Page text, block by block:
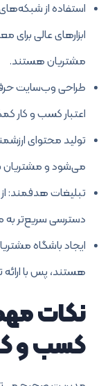
استفاده از
ابزارهای عالی برای
مشتریان هستند.
طراحی وب‌سایت
اعتبار کسب و کار
تولید محتوای
می‌شود و
تبلیغات هدفمند:
دسترسی سریع‌تر به
ایجاد باشگاه
هستند، پس با
نکات
کسب و